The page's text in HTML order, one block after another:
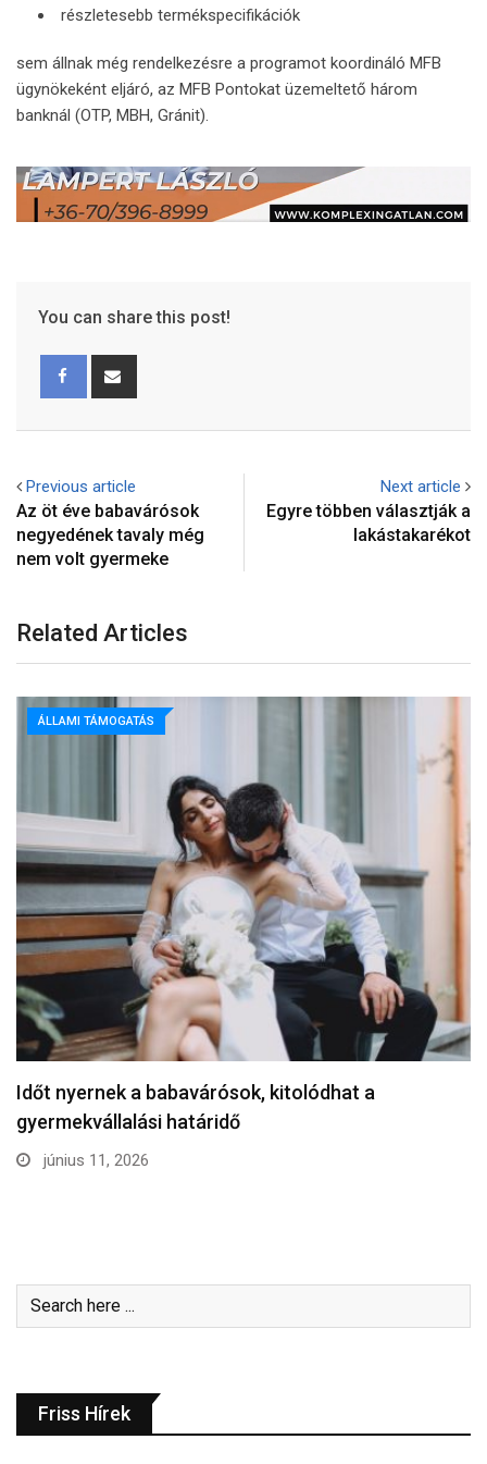
részletesebb termékspecifikációk
sem állnak még rendelkezésre a programot koordináló MFB
ügynökeként eljáró, az MFB Pontokat üzemeltető három
banknál (OTP, MBH, Gránit).
You can share this post!
Previous article
Az öt éve babavárósok
negyedének tavaly még
nem volt gyermeke
Next article
Egyre többen választják a
lakástakarékot
Related Articles
ÁLLAMI TÁMOGATÁS
Időt nyernek a babavárósok, kitolódhat a
gyermekvállalási határidő
június 11, 2026
Friss Hírek